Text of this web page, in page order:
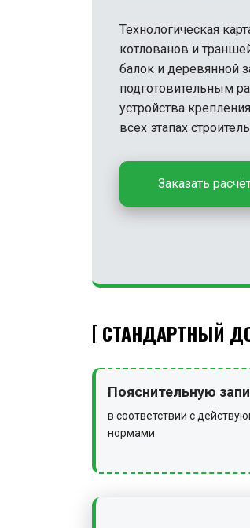
Технологическая
котлованов и
балок и деревянной
подготовительным
устройства
всех этапах
Заказать
СТАНДАРТНЫЙ
Пояснительную
в соответствии с
нормами